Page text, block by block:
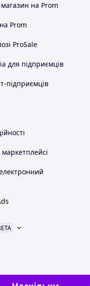
на Prom
Prom
ProSale
для підприємців
підприємців